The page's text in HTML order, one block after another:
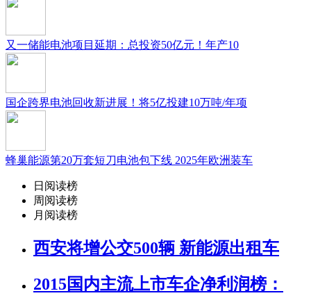
又一储能电池项目延期：总投资50亿元！年产10
国企跨界电池回收新进展！将5亿投建10万吨/年项
蜂巢能源第20万套短刀电池包下线 2025年欧洲装车
日阅读榜
周阅读榜
月阅读榜
西安将增公交500辆 新能源出租车
2015国内主流上市车企净利润榜：